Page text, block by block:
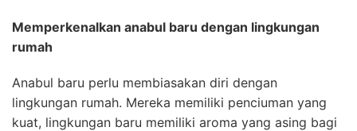
Memperkenalkan anabul baru dengan lingkungan
rumah
Anabul baru perlu membiasakan diri dengan
lingkungan rumah. Mereka memiliki penciuman yang
kuat, lingkungan baru memiliki aroma yang asing bagi